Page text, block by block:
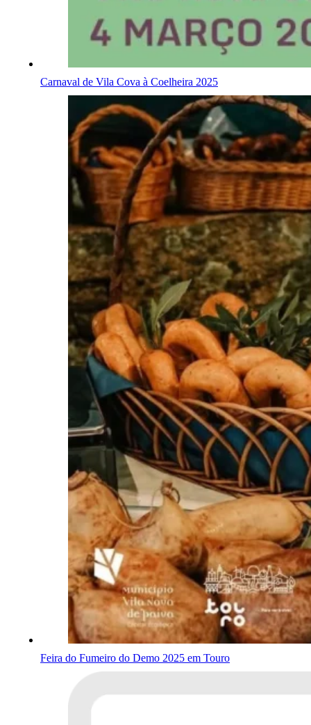
Carnaval de Vila Cova à Coelheira 2025
Feira do Fumeiro do Demo 2025 em Touro